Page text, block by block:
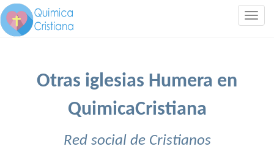
Otras iglesias Humera en
QuimicaCristiana
Red social de Cristianos